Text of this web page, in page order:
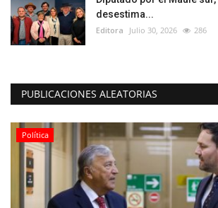
desestima...
Editora Julio 30, 2026 286
PUBLICACIONES ALEATORIAS
Deporte